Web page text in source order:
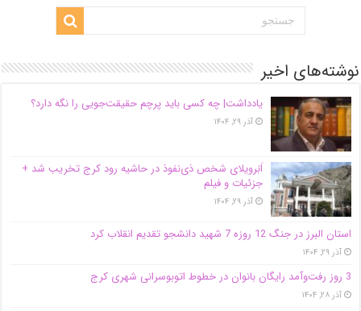
نوشته‌های اخیر
یادداشت| ‌چه کسی باید پرچم حقیقت‌جویی را نگه دارد؟
آذر ۲۹, ۱۴۰۴
اَبَر‌ویلای شخص ذی‌نفوذ در حاشیه‌ رود کرج تخریب شد +
جزئیات و فیلم
آذر ۲۹, ۱۴۰۴
استان البرز در جنگ 12 روزه 7 شهید دانشجو تقدیم انقلاب کرد
آذر ۲۹, ۱۴۰۴
3 روز رفت‌وآمد رایگان بانوان در خطوط اتوبوسرانی شهری کرج
آذر ۲۸, ۱۴۰۴